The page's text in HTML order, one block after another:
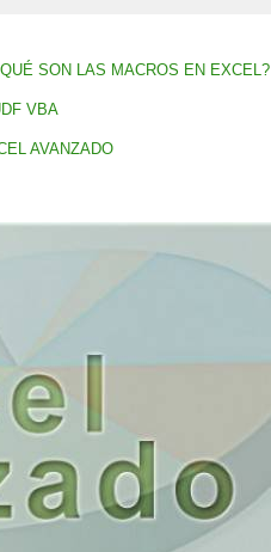
SON LAS MACROS EN EXCEL?
VBA
AVANZADO